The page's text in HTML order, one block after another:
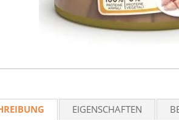
EIGENSCHAFTEN